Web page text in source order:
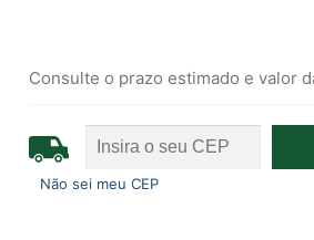
Consulte o prazo estimado e valor
Não sei meu CEP